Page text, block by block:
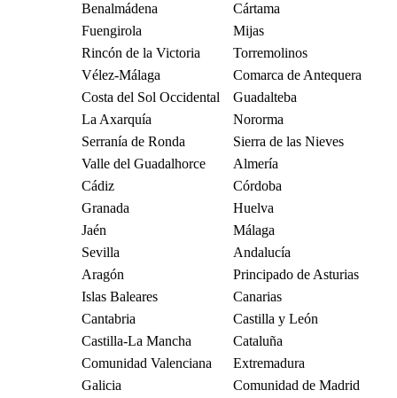
Benalmádena
Cártama
Fuengirola
Mijas
Rincón de la Victoria
Torremolinos
Vélez-Málaga
Comarca de Antequera
Costa del Sol Occidental
Guadalteba
La Axarquía
Nororma
Serranía de Ronda
Sierra de las Nieves
Valle del Guadalhorce
Almería
Cádiz
Córdoba
Granada
Huelva
Jaén
Málaga
Sevilla
Andalucía
Aragón
Principado de Asturias
Islas Baleares
Canarias
Cantabria
Castilla y León
Castilla-La Mancha
Cataluña
Comunidad Valenciana
Extremadura
Galicia
Comunidad de Madrid